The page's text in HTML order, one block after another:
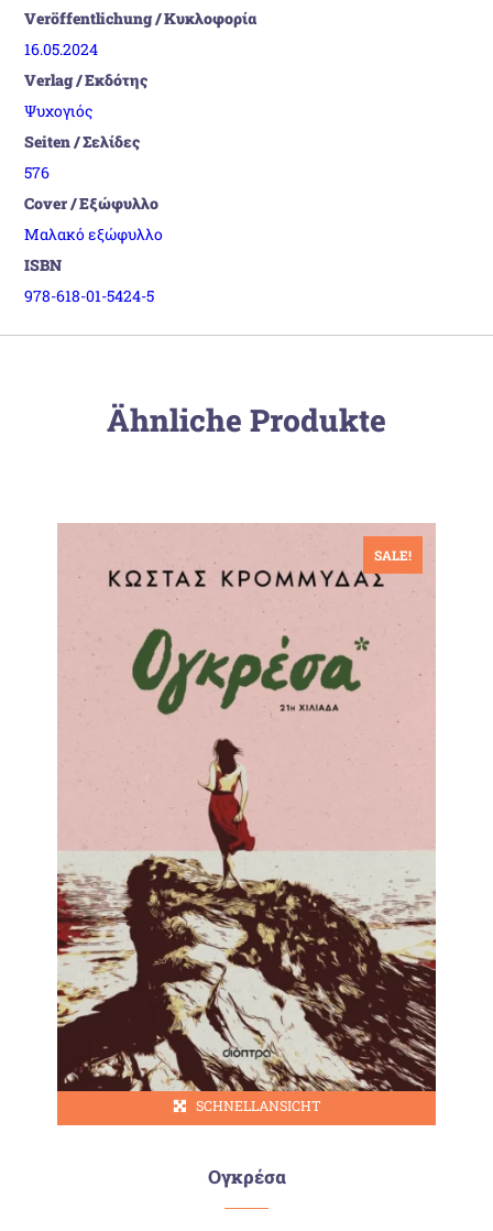
Veröffentlichung / Κυκλοφορία
16.05.2024
Verlag / Εκδότης
Ψυχογιός
Seiten / Σελίδες
576
Cover / Εξώφυλλο
Μαλακό εξώφυλλο
ISBN
978-618-01-5424-5
Ähnliche Produkte
SALE!
SCHNELLANSICHT
Ογκρέσα